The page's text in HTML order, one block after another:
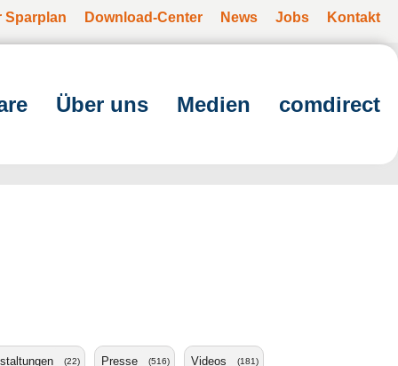
Sparplan Download-Center News Jobs Kontakt
Über uns Medien comdirect
(22) Presse (516) Videos (181)